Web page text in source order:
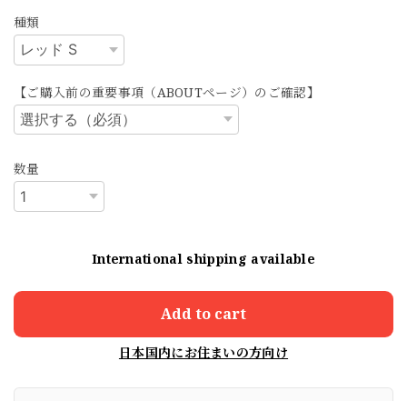
種類
【ご購入前の重要事項（ABOUTページ）のご確認】
数量
International shipping available
Add to cart
日本国内にお住まいの方向け